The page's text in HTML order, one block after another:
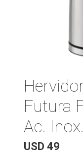
Futura
Ac. Inox.
USD 49